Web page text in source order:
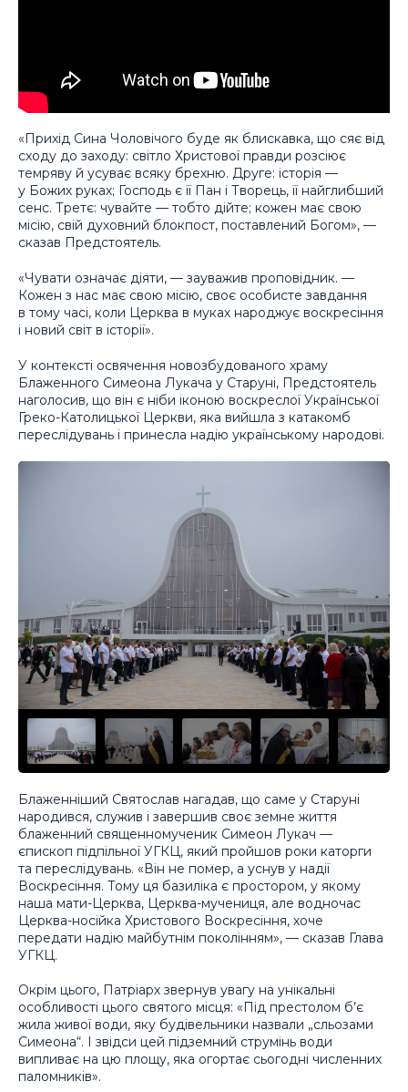
«Прихід Сина Чоловічого буде як блискавка, що сяє від
сходу до заходу: світло Христової правди розсіює
темряву й усуває всяку брехню. Друге: історія —
у Божих руках; Господь є її Пан і Творець, її найглибший
сенс. Третє: чувайте — тобто дійте; кожен має свою
місію, свій духовний блокпост, поставлений Богом», —
сказав Предстоятель.
«Чувати означає діяти, — зауважив проповідник. —
Кожен з нас має свою місію, своє особисте завдання
в тому часі, коли Церква в муках народжує воскресіння
і новий світ в історії».
У контексті освячення новозбудованого храму
Блаженного Симеона Лукача у Старуні, Предстоятель
наголосив, що він є ніби іконою воскреслої Української
Греко-Католицької Церкви, яка вийшла з катакомб
переслідувань і принесла надію українському народові.
Блаженніший Святослав нагадав, що саме у Старуні
народився, служив і завершив своє земне життя
блаженний священномученик Симеон Лукач —
єпископ підпільної УГКЦ, який пройшов роки каторги
та переслідувань. «Він не помер, а уснув у надії
Воскресіння. Тому ця базиліка є простором, у якому
наша мати-Церква, Церква-мучениця, але водночас
Церква-носійка Христового Воскресіння, хоче
передати надію майбутнім поколінням», — сказав Глава
УГКЦ.
Окрім цього, Патріарх звернув увагу на унікальні
особливості цього святого місця: «Під престолом б’є
жила живої води, яку будівельники назвали „сльозами
Симеона“. І звідси цей підземний струмінь води
випливає на цю площу, яка огортає сьогодні численних
паломників».